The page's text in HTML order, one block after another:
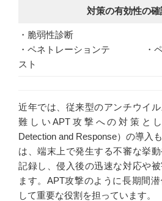
対策の有効性の
・脆弱性診断
・ペネトレーションテ
スト
・
近年では、従来型のアンチウイ
難しいAPT攻撃への対策とし
Detection and Response）の導入
は、端末上で発生する不審な挙
記録し、侵入後の迅速な対応や
ます。APT攻撃のように長期間
して重要な役割を担っています。